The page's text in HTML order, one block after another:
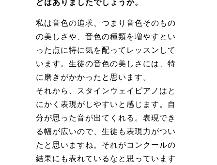
私は音色の追求、つまり音色そのもの
の美しさや、音色の種類を増やすとい
った点に特に気を配ってレッスンして
います。生徒の音色の美しさには、特
に磨きがかかったと思います。
それから、スタインウェイピアノはと
にかく表現がしやすいと感じます。自
分が思った音が出てくれる。表現でき
る幅が広いので、生徒も表現力がつい
たと思いますね。それがコンクールの
結果にも表れているなと思っています